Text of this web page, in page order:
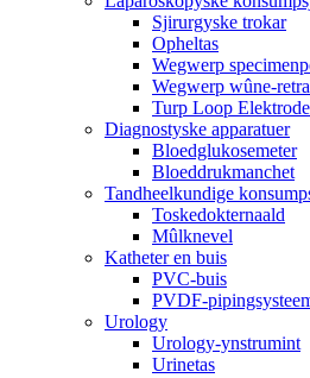
Sjirurgyske trokar
Opheltas
Wegwerp
Wegwerp wûne-
Turp Loop
Diagnostyske apparatuer
Bloedglukosemeter
Bloeddrukmanchet
Tandheelkundige
Toskedokternaald
Mûlknevel
Katheter en buis
PVC-buis
PVDF-
Urology
Urology-ynstrumint
Urinetas